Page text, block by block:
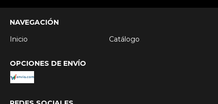
NAVEGACIÓN
Inicio
Catálogo
OPCIONES DE ENVÍO